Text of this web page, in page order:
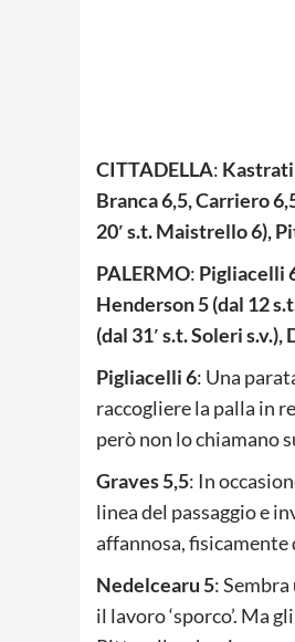
CITTADELLA: Kastrati
Branca 6,5, Carriero
20′ s.t. Maistrello 6),
PALERMO: Pigliacelli
Henderson 5 (dal 12
(dal 31′ s.t. Soleri s.v.),
Pigliacelli 6: Una
raccogliere la palla in
però non lo chiamano
Graves 5,5: In
linea del passaggio e
affannosa, fisicamente
Nedelcearu 5:
il lavoro ‘sporco’. Ma